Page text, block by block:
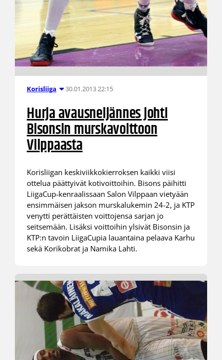
Korisliiga 30.01.2013 22:15
Hurja avausneljännes johti
Bisonsin murskavoittoon
Vilppaasta
Korisliigan keskiviikkokierroksen kaikki viisi
ottelua päättyivät kotivoittoihin. Bisons päihitti
LiigaCup-kenraalissaan Salon Vilppaan vietyään
ensimmäisen jakson murskalukemin 24-2, ja KTP
venytti perättäisten voittojensa sarjan jo
seitsemään. Lisäksi voittoihin ylsivät Bisonsin ja
KTP:n tavoin LiigaCupia lauantaina pelaava Karhu
sekä Korikobrat ja Namika Lahti.